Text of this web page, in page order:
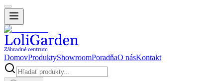
DomovProduktyShowroomPoradňaO násKontakt